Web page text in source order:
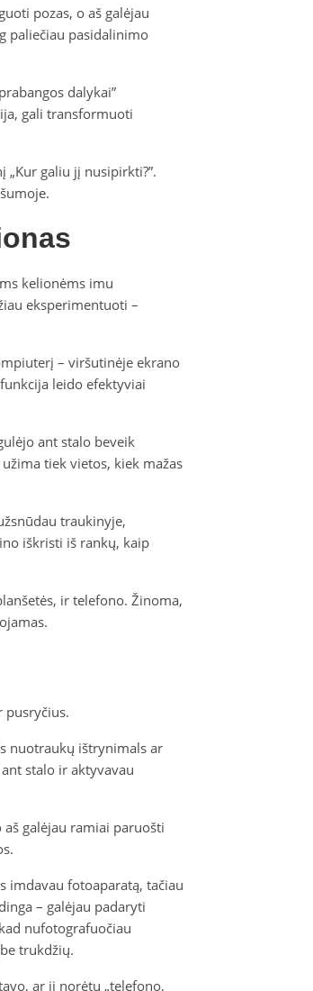
pozas, o aš galėjau
paliečiau pasidalinimo
dalykai”
gali transformuoti
„Kur galiu jį nusipirkti?”.
kelionėms imu
eksperimentuoti –
– viršutinėje ekrano
leido efektyviai
ant stalo beveik
tiek vietos, kiek mažas
traukinyje,
iškristi iš rankų, kaip
ir telefono. Žinoma,
pusryčius.
nuotraukų ištrynimals ar
stalo ir aktyvavau
galėjau ramiai paruošti
imdavau fotoaparatą, tačiau
– galėjau padaryti
nufotografuočiau
trukdžių.
ar ji norėtų „telefono,